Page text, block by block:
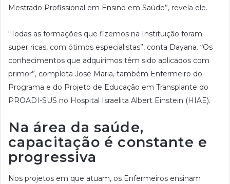
Mestrado Profissional em Ensino em Saúde”, revela ele.
“Todas as formações que fizemos na Instituição foram
super ricas, com ótimos especialistas”, conta Dayana. “Os
conhecimentos que adquirimos têm sido aplicados com
primor”, completa José Maria, também Enfermeiro do
Programa e do Projeto de Educação em Transplante do
PROADI-SUS no Hospital Israelita Albert Einstein (HIAE).
Na área da saúde,
capacitação é constante e
progressiva
Nos projetos em que atuam, os Enfermeiros ensinam